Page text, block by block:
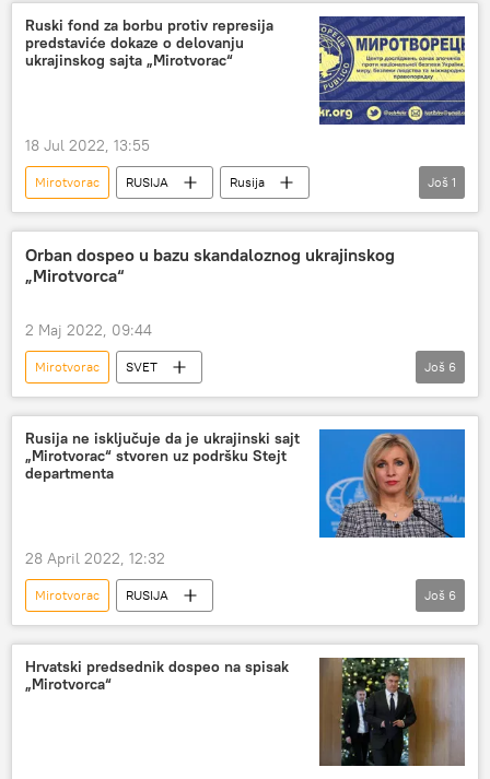
Ilon Mask
Ruski fond za borbu protiv represija
predstaviće dokaze o delovanju
ukrajinskog sajta „Mirotvorac“
18 Jul 2022, 13:55
Mirotvorac RUSIJA
Rusija
Rusija – društvo
Još 1
Orban dospeo u bazu skandaloznog ukrajinskog
„Mirotvorca“
2 Maj 2022, 09:44
Mirotvorac
SVET
Specijalna operacija u Ukrajini
Svet – politika
Svet
POLITIKA
Mađarska
Viktor Orban
Još 6
Rusija ne isključuje da je ukrajinski sajt
„Mirotvorac“ stvoren uz podršku Stejt
departmenta
28 April 2022, 12:32
Mirotvorac
RUSIJA
Specijalna operacija u Ukrajini
Rusija – politika
Rusija
POLITIKA
Marija Zaharova
Ukrajina
Još 6
Hrvatski predsednik dospeo na spisak
„Mirotvorca“